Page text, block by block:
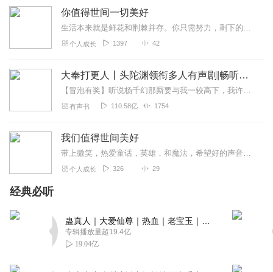
你值得世间一切美好
生活本来就是鲜花和荆棘并存。你只需努力，剩下的交给时光，用温柔的方式与未知相遇。
个人成长 1397 42
大奉打更人丨头陀渊领衔多人有声剧|畅听全集|王鹤棣、田曦薇主演影视剧原著|卖报小郎君
【冒泡有奖】听说杨千幻那厮要与我一较高下，我许七安要开始装叉了！快进入声音播放页戳下方输入框，冒个泡偷偷告诉我，我要用哪些诗词才能胜过他？说得好的，有赏！202...
有声书 110.58亿 1754
我们值得世间美好
带上微笑，热爱童话，英雄，和魔法，希望好的声音伴一生。
个人成长 326 29
经典必听
专辑播放量超19.4亿
19.04亿